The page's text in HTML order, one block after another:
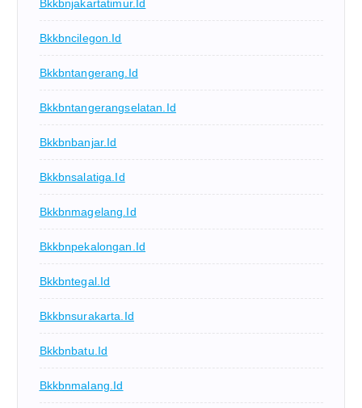
Bkkbnjakartatimur.id
Bkkbncilegon.id
Bkkbntangerang.id
Bkkbntangerangselatan.id
Bkkbnbanjar.id
Bkkbnsalatiga.id
Bkkbnmagelang.id
Bkkbnpekalongan.id
Bkkbntegal.id
Bkkbnsurakarta.id
Bkkbnbatu.id
Bkkbnmalang.id